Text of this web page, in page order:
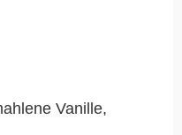
Vanille,